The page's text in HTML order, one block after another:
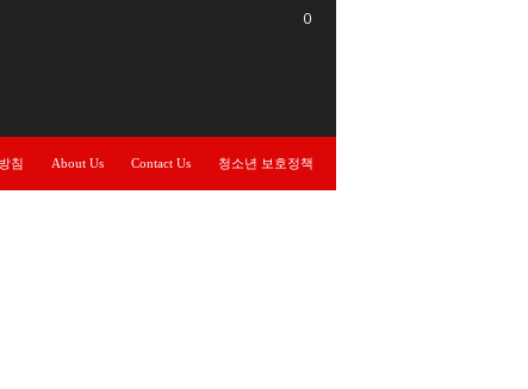
0
침 About Us Contact Us 청소년 보호정책